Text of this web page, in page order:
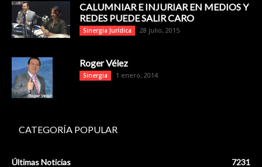
CALUMNIAR E INJURIAR EN MEDIOS Y
REDES PUEDE SALIR CARO
Sinergia Jurídica 28 julio, 2015
Roger Vélez
Sinergia 1 enero, 2014
CATEGORÍA POPULAR
Últimas Noticias 7231